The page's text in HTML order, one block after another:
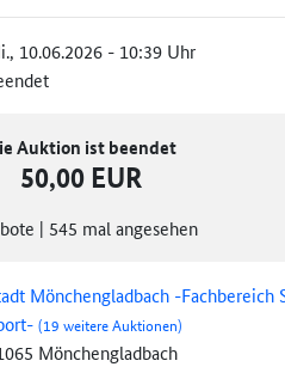
10.06.2026 - 10:39 Uhr
Auktion ist beendet
50,00 EUR
| 545 mal angesehen
Mönchengladbach -Fachbereich
(19 weitere Auktionen)
Mönchengladbach